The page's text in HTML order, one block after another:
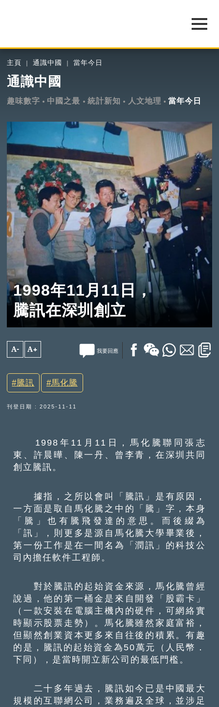
主頁 通識中國 當年今日
通識中國
趣味數字 中國之最 統計新知 人文地理 當年今日
1998年11月11日，
騰訊在深圳創立
A- A+ 我要回應
騰訊 馬化騰
刊登日期 : 2025-11-11
1998年11月11日，馬化騰聯同張志
東、許晨曄、陳一丹、曾李青，在深圳共同
創立騰訊。
據指，之所以會叫「騰訊」是有原因，
一方面是取自馬化騰之中的「騰」字，本身
「騰」也有騰飛發達的意思。而後綴為
「訊」，則更多是源自馬化騰大學畢業後，
第一份工作是在一間名為「潤訊」的科技公
司內擔任軟件工程師。
對於騰訊的起始資金來源，馬化騰曾經
說過，他的第一桶金是來自開發「股霸卡」
（一款安裝在電腦主機內的硬件，可網絡實
時顯示股票走勢）。馬化騰雖然家庭富裕，
但顯然創業資本更多來自往後的積累。有趣
的是，騰訊的起始資金為50萬元（人民幣．
下同），是當時開立新公司的最低門檻。
二十多年過去，騰訊如今已是中國最大
規模的互聯網公司，業務遍及全球，並涉足